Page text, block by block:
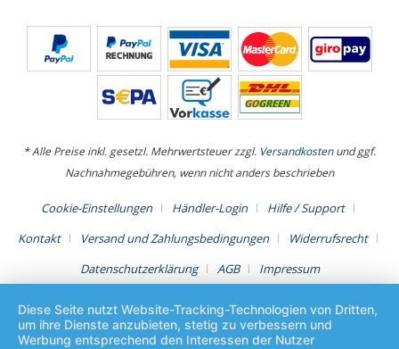
* Alle Preise inkl. gesetzl. Mehrwertsteuer zzgl. Versandkostenund ggf.
Nachnahmegebühren, wenn nicht anders beschrieben
Cookie-Einstellungen Händler-Login
Hilfe / Support
Kontakt
Versand und Zahlungsbedingungen
Widerrufsrecht
Datenschutzerklärung
AGB Impressum
Diese Seite nutzt Website-Tracking-Technologien von Dritten,
um ihre Dienste anzubieten, stetig zu verbessern und
Werbung entsprechend den Interessen der Nutzer